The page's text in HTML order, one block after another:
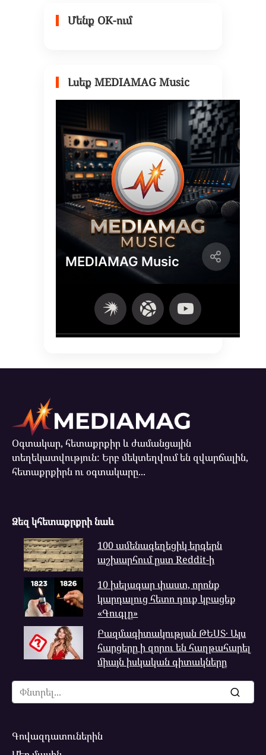
Մենք OK-ում
Լսեք MEDIAMAG Music
Օգտակար, հետաքրքիր և ժամանցային
տեղեկատվություն: Երբ մեկտեղվում են զվարճալին,
հետաքրքիրն ու օգտակարը...
Ձեզ կհետաքրքրի նաև
100 ամենագեղեցիկ երգերն
աշխարհում ըստ Reddit-ի
10 խելագար փաստ, որոնք
կարդալուց հետո դուք կբացեք
«Գուգլը»
Բազմագիտակության ԹԵՍՏ․ Այս
հարցերը ի զորու են հաղթահարել
միայն իսկական գիտակները
Search
for:
Գովազդատուներին